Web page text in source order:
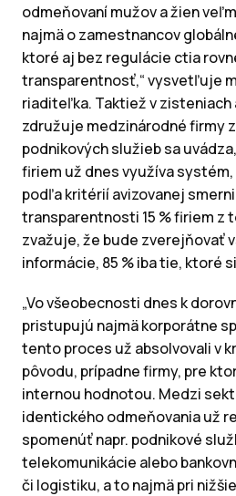
odmeňovaní mužov a žien
najmä o zamestnancov
ktoré aj bez regulácie ctia
transparentnosť,“ vysvetľuje
riaditeľka. Taktiež v zisteniach
združuje medzinárodné firmy
podnikových služieb sa
firiem už dnes využíva
podľa kritérií avizovanej
transparentnosti 15 % firiem z
zvažuje, že bude zverejňovať
informácie, 85 % iba tie, ktoré
„Vo všeobecnosti dnes k
pristupujú najmä korporátne
tento proces už absolvovali v
pôvodu, prípadne firmy, pre
internou hodnotou. Medzi
identického odmeňovania už
spomenúť napr. podnikové
telekomunikácie alebo
či logistiku, a to najmä pri